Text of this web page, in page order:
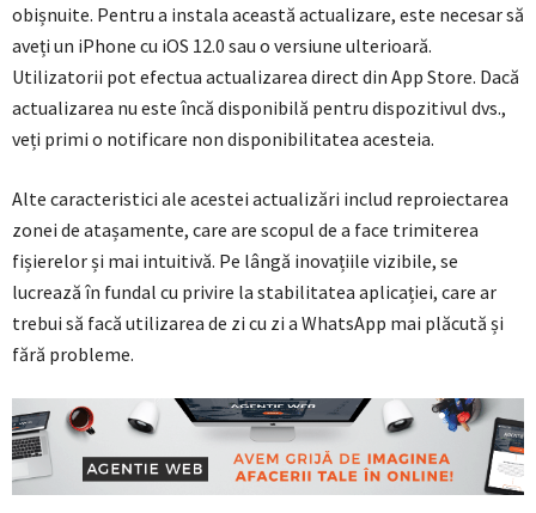
obișnuite. Pentru a instala această actualizare, este necesar să
aveți un iPhone cu iOS 12.0 sau o versiune ulterioară.
Utilizatorii pot efectua actualizarea direct din App Store. Dacă
actualizarea nu este încă disponibilă pentru dispozitivul dvs.,
veți primi o notificare non disponibilitatea acesteia.
Alte caracteristici ale acestei actualizări includ reproiectarea
zonei de atașamente, care are scopul de a face trimiterea
fișierelor și mai intuitivă. Pe lângă inovațiile vizibile, se
lucrează în fundal cu privire la stabilitatea aplicației, care ar
trebui să facă utilizarea de zi cu zi a WhatsApp mai plăcută și
fără probleme.